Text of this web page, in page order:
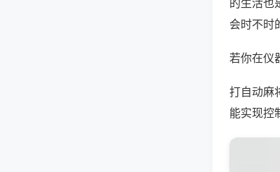
的生活也
会时不时
若你在仪
打自动麻
能实现控